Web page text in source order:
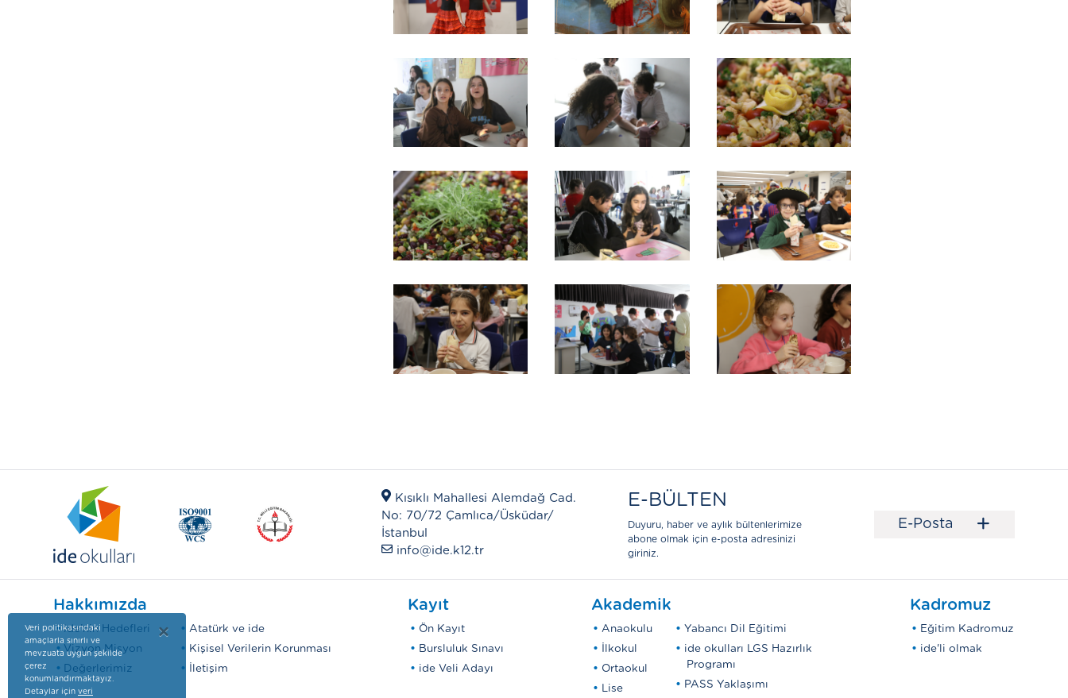
Kısıklı Mahallesi Alemdağ Cad.
No: 70/72 Çamlıca/Üsküdar/
İstanbul
info@ide.k12.tr
E-BÜLTEN
Duyuru, haber ve aylık bültenlerimize
abone olmak için e-posta adresinizi
giriniz.
E-Posta +
Hakkımızda
ide'nin Hedefleri
Vizyon Misyon
Değerlerimiz
Atatürk ve ide
Kişisel Verilerin Korunması
İletişim
Kayıt
Ön Kayıt
Bursluluk Sınavı
ide Veli Adayı
Akademik
Anaokulu
İlkokul
Ortaokul
Lise
Yabancı Dil Eğitimi
ide okulları LGS Hazırlık
Programı
PASS Yaklaşımı
Kadromuz
Eğitim Kadromuz
ide'li olmak
×
Veri politikasındaki
amaçlarla sınırlı ve
mevzuata uygun şekilde
çerez
konumlandırmaktayız.
Detaylar için veri